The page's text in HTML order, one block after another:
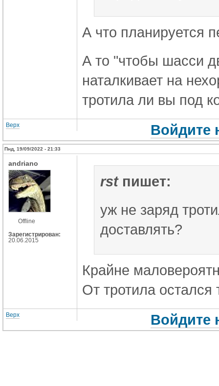
А что планируется
А то "чтобы шасси
наталкивает на
тротила ли вы под
Верх Войдите
Пнд, 19/09/2022 - 21:33
andriano
Offline
Зарегистрирован:
20.06.2015
rstпишет:
уж не заряд
доставлять?
Крайне
От тротила остался
Верх Войдите